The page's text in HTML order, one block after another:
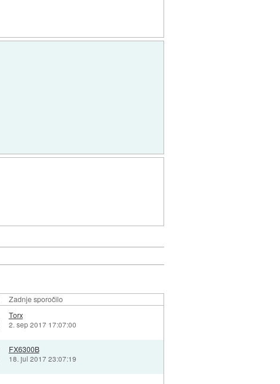
Zadnje sporočilo
Torx
2. sep 2017 17:07:00
FX6300B
18. jul 2017 23:07:19